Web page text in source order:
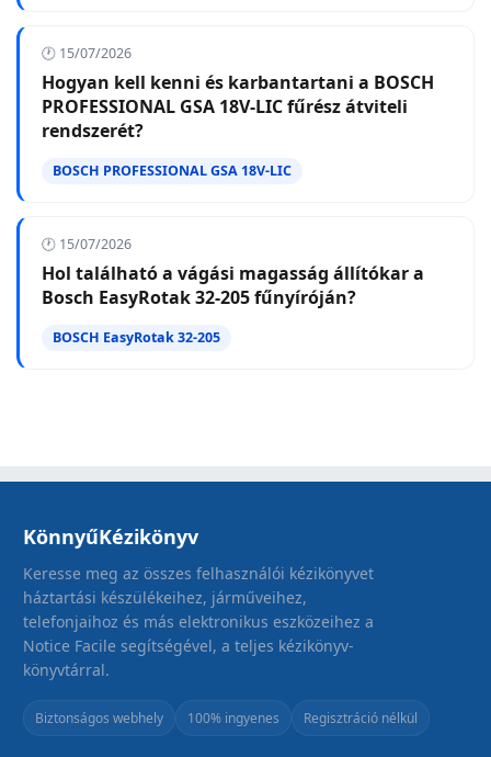
🕐 15/07/2026
Hogyan kell kenni és karbantartani a BOSCH
PROFESSIONAL GSA 18V-LIC fűrész átviteli
rendszerét?
BOSCH PROFESSIONAL GSA 18V-LIC
🕐 15/07/2026
Hol található a vágási magasság állítókar a
Bosch EasyRotak 32-205 fűnyíróján?
BOSCH EasyRotak 32-205
KönnyűKézikönyv
Keresse meg az összes felhasználói kézikönyvet
háztartási készülékeihez, járműveihez,
telefonjaihoz és más elektronikus eszközeihez a
Notice Facile segítségével, a teljes kézikönyv-
könyvtárral.
Biztonságos webhely 100% ingyenes Regisztráció nélkül